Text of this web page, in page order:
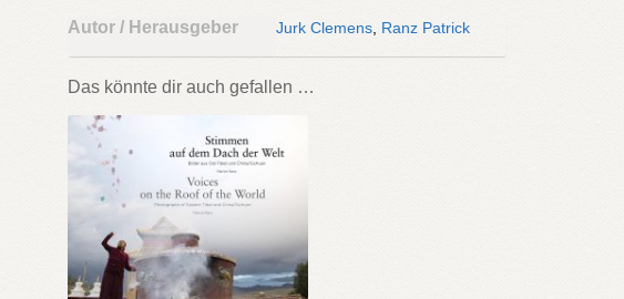
Autor / Herausgeber
Jurk Clemens, Ranz Patrick
Das könnte dir auch gefallen …